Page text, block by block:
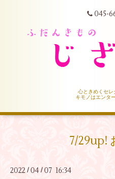
045-
心ときめくセレ
キモノはエンタ
7/29up!
2022 / 04 /07 16:34